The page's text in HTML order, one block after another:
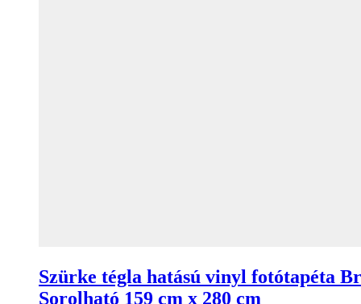
Szürke tégla hatású vinyl fotótapéta
Sorolható 159 cm x 280 cm